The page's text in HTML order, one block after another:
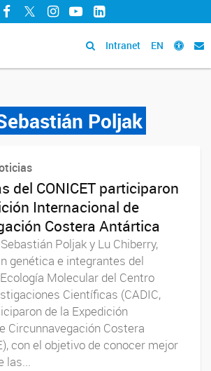
Facebook
TwitterInstagram
YouTubeLinkedIn
Intranet EN
Poljak
del CONICET participaron
Internacional de
Costera Antártica
Poljak y Lu Chiberry,
genética e integrantes del
Molecular del Centro
Científicas (CADIC,
de la Expedición
Circunnavegación Costera
con el objetivo de conocer mejor
las...